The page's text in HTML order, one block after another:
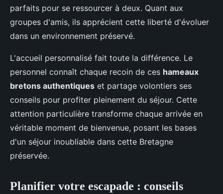
parfaits pour se ressourcer à deux. Quant aux
groupes d'amis, ils apprécient cette liberté d'évoluer
dans un environnement préservé.
L'accueil personnalisé fait toute la différence. Le
personnel connaît chaque recoin de ces hameaux
bretons authentiques et partage volontiers ses
conseils pour profiter pleinement du séjour. Cette
attention particulière transforme chaque arrivée en
véritable moment de bienvenue, posant les bases
d'un séjour inoubliable dans cette Bretagne
préservée.
Planifier votre escapade : conseils